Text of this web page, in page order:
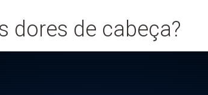
dores de cabeça?